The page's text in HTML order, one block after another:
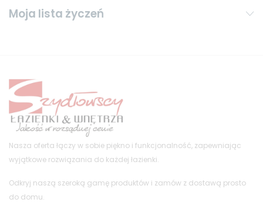
Moja lista życzeń
Nasza oferta łączy w sobie piękno i funkcjonalność, zapewniając
wyjątkowe rozwiązania do każdej łazienki.
Odkryj naszą szeroką gamę produktów i zamów z dostawą prosto
do domu.